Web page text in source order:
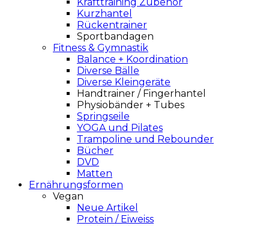
Kurzhantel
Rückentrainer
Sportbandagen
Fitness & Gymnastik
Balance + Koordination
Diverse Bälle
Diverse Kleingeräte
Handtrainer / Fingerhantel
Physiobänder + Tubes
Springseile
YOGA und Pilates
Trampoline und Rebounder
Bücher
DVD
Matten
Ernährungsformen
Vegan
Neue Artikel
Protein / Eiweiss